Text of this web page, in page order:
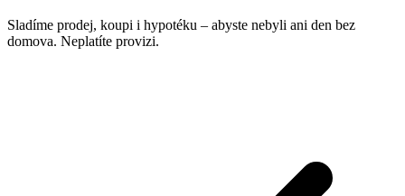
Sladíme prodej, koupi i hypotéku – abyste nebyli ani den bez
domova. Neplatíte provizi.